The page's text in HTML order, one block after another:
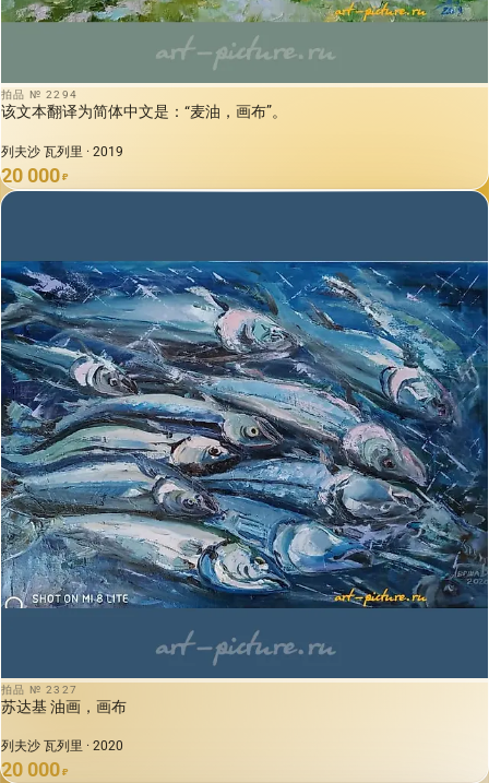
拍品 № 2294
该文本翻译为简体中文是：“麦油，画布”。
列夫沙 瓦列里 · 2019
20 000 ₽
拍品 № 2327
苏达基 油画，画布
列夫沙 瓦列里 · 2020
20 000 ₽